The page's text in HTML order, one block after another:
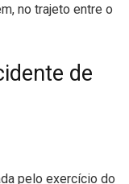
no trajeto entre o
de
pelo exercício do